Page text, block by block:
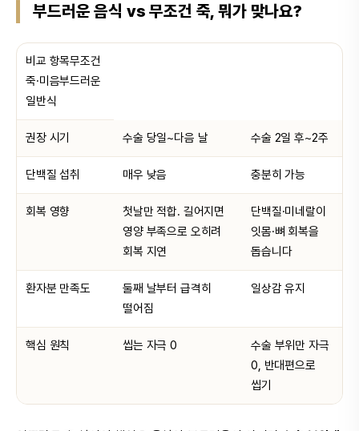
부드러운 음식 vs 무조건 죽, 뭐가 맞나요?
비교 항목무조건
죽·미음부드러운
일반식
권장 시기 수술 당일~다음 날 수술 2일 후~2주
단백질 섭취 매우 낮음 충분히 가능
회복 영향
첫날만 적합. 길어지면
영양 부족으로 오히려
회복 지연
단백질·미네랄이
잇몸·뼈 회복을
돕습니다
환자분 만족도
둘째 날부터 급격히
떨어짐
일상감 유지
핵심 원칙 씹는 자극 0
수술 부위만 자극
0, 반대편으로
씹기